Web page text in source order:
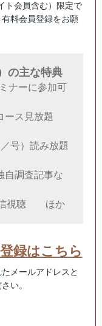
ト会員含む）限定で
料会員登録をお願
の主な特典
ナーに参加可
ース見放題
号）読み放題
自調査記事な
信視聴 ほか
録はこちら
メールアドレスと
い。